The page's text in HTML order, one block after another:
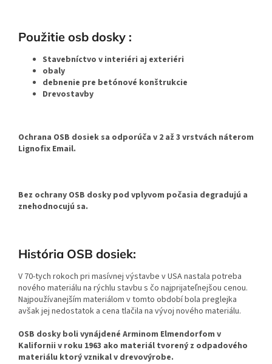
Použitie osb dosky :
Stavebníctvo v interiéri aj exteriéri
obaly
debnenie pre betónové konštrukcie
Drevostavby
Ochrana OSB dosiek sa odporúča v 2 až 3 vrstvách náterom
Lignofix Email.
Bez ochrany OSB dosky pod vplyvom počasia degradujú a
znehodnocujú sa.
História OSB dosiek:
V 70-tych rokoch pri masívnej výstavbe v USA nastala potreba
nového materiálu na rýchlu stavbu s čo najprijateľnejšou cenou.
Najpoužívanejším materiálom v tomto období bola preglejka
avšak jej nedostatok a cena tlačila na vývoj nového materiálu.
OSB dosky boli vynájdené Arminom Elmendorfom v
Kalifornii v roku 1963 ako materiál tvorený z odpadového
materiálu ktorý vznikal v drevovýrobe.